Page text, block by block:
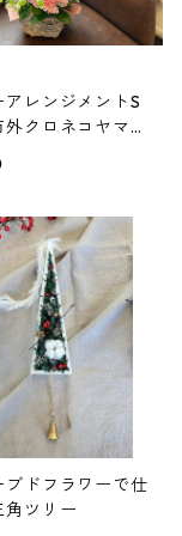
アレンジメントS
クロネコヤマト
ブドフラワーで仕
角ツリー